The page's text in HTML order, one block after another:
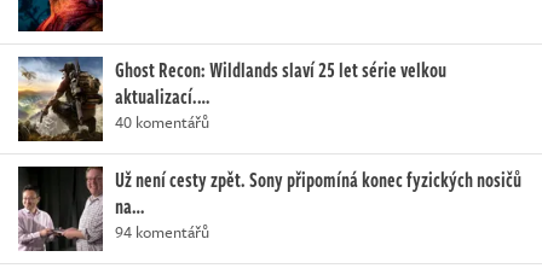
Ghost Recon: Wildlands slaví 25 let série velkou
aktualizací.…
40 komentářů
Už není cesty zpět. Sony připomíná konec fyzických nosičů
na…
94 komentářů